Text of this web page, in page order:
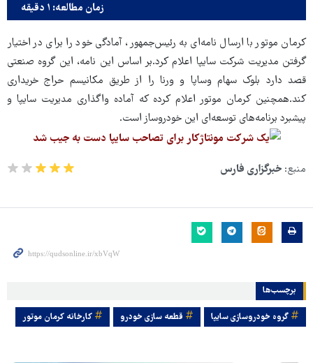
زمان مطالعه: ۱ دقیقه
کرمان موتور با ارسال نامه‌ای به رئیس‌جمهور، آمادگی خود را برای در اختیار
گرفتن مدیریت شرکت سایپا اعلام کرد.بر اساس این نامه، این گروه صنعتی
قصد دارد بلوک سهام وساپا و ورنا را از طریق مکانیسم حراج خریداری
کند.همچنین کرمان موتور اعلام کرده که آماده واگذاری مدیریت سایپا و
پیشبرد برنامه‌های توسعه‌ای این خودروساز است.
منبع: خبرگزاری فارس
برچسب‌ها
گروه خودروسازی سایپا قطعه سازی خودرو کارخانه کرمان موتور